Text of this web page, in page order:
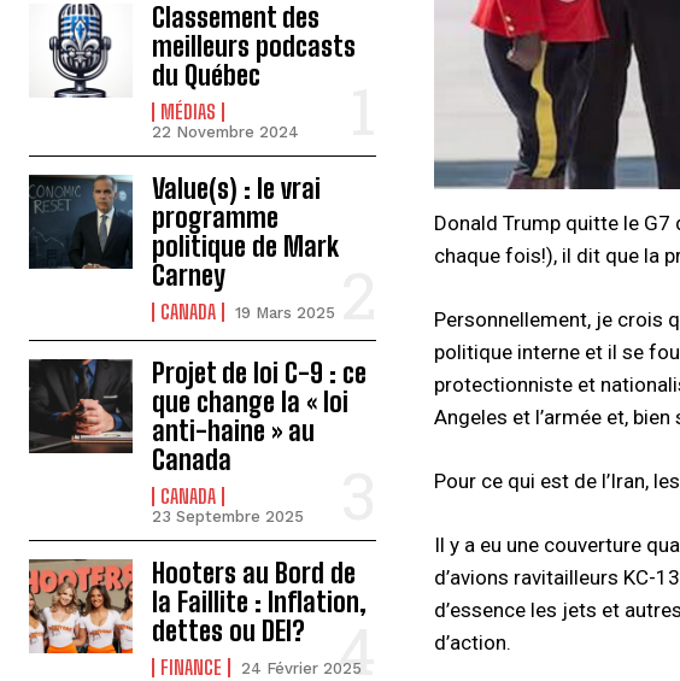
Classement des
meilleurs podcasts
du Québec
MÉDIAS
22 Novembre 2024
Value(s) : le vrai
programme
politique de Mark
Carney
CANADA 19 Mars 2025
Projet de loi C-9 : ce
que change la « loi
anti-haine » au
Canada
CANADA
23 Septembre 2025
Hooters au Bord de
la Faillite : Inflation,
dettes ou DEI?
FINANCE 24 Février 2025
Donald Trump quitte le G7
chaque fois!), il dit que la
Personnellement, je crois
politique interne et il se
protectionniste et
Angeles et l’armée et,
Pour ce qui est de l’Iran,
Il y a eu une couverture
d’avions ravitailleurs KC-
d’essence les jets et
d’action.